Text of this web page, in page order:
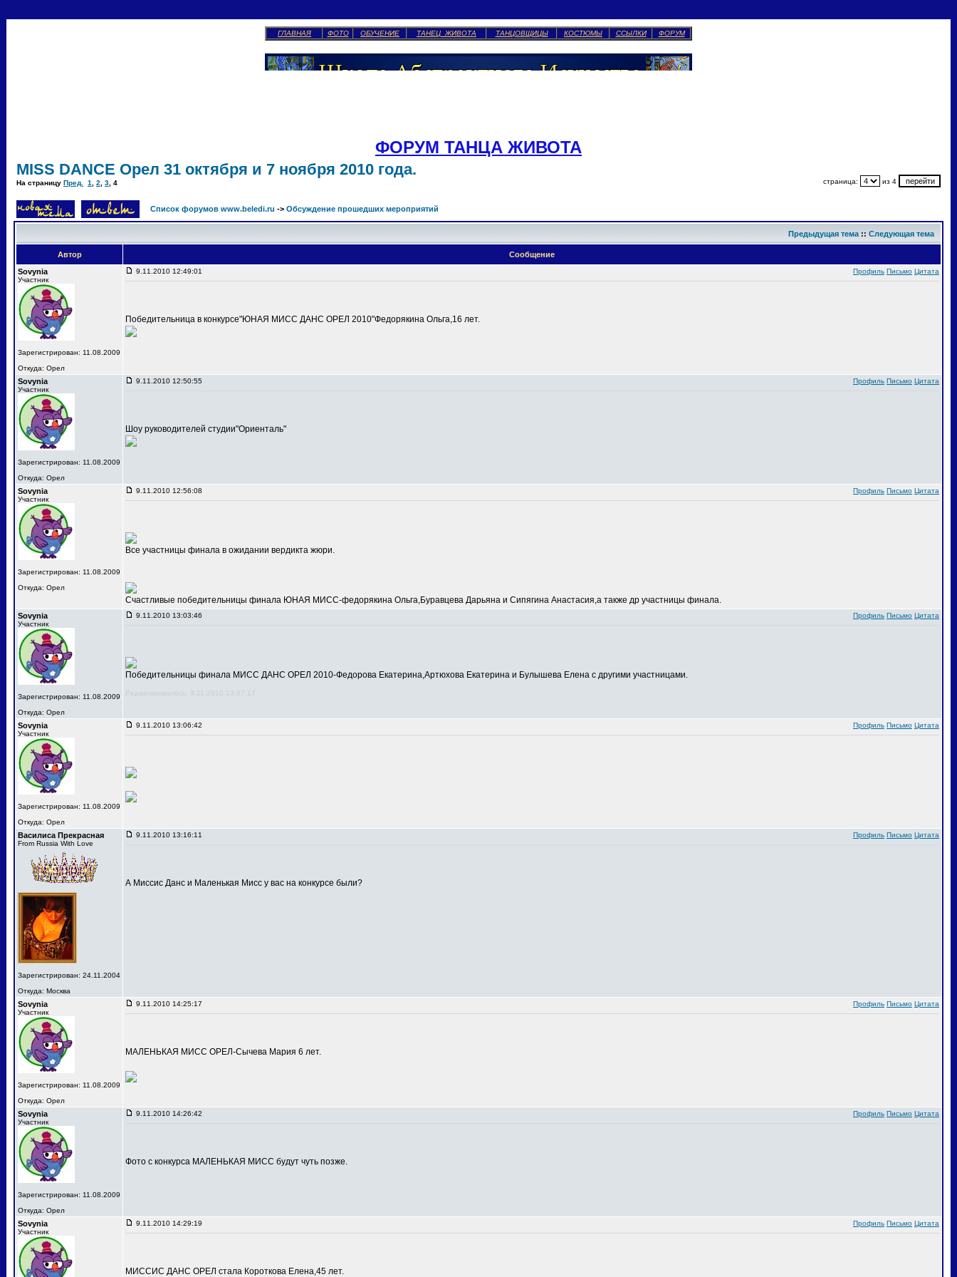
ГЛАВНАЯ ФОТО ОБУЧЕНИЕ ТАНЕЦ ЖИВОТА ТАНЦОВЩИЦЫ КОСТЮМЫ ССЫЛКИ ФОРУМ
ФОРУМ ТАНЦА ЖИВОТА
MISS DANCE Орел 31 октября и 7 ноября 2010 года.
На страницу Пред. 1 2 3 4 страница: из 4
Список форумов www.beledi.ru -> Обсуждение прошедших мероприятий
Предыдущая тема :: Следующая тема
Автор
Сообщение
Sovynia
Участник
Зарегистрирован: 11.08.2009
Откуда: Орел
9.11.2010 12:49:01 Профиль Письмо Цитата
Победительница в конкурсе"ЮНАЯ МИСС ДАНС ОРЕЛ 2010"Федорякина Ольга,16 лет.
Sovynia
Участник
Зарегистрирован: 11.08.2009
Откуда: Орел
9.11.2010 12:50:55 Профиль Письмо Цитата
Шоу руководителей студии"Ориенталь"
Sovynia
Участник
Зарегистрирован: 11.08.2009
Откуда: Орел
9.11.2010 12:56:08 Профиль Письмо Цитата
Все участницы финала в ожидании вердикта жюри.
Счастливые победительницы финала ЮНАЯ МИСС-федорякина Ольга,Буравцева Дарьяна и Сипягина Анастасия,а также др участницы финала.
Sovynia
Участник
Зарегистрирован: 11.08.2009
Откуда: Орел
9.11.2010 13:03:46 Профиль Письмо Цитата
Победительницы финала МИСС ДАНС ОРЕЛ 2010-Федорова Екатерина,Артюхова Екатерина и Булышева Елена с другими участницами.
Редактировалось: 9.11.2010 13:07:17
Sovynia
Участник
Зарегистрирован: 11.08.2009
Откуда: Орел
9.11.2010 13:06:42 Профиль Письмо Цитата
Василиса Прекрасная
From Russia With Love
Зарегистрирован: 24.11.2004
Откуда: Москва
9.11.2010 13:16:11 Профиль Письмо Цитата
А Миссис Данс и Маленькая Мисс у вас на конкурсе были?
Sovynia
Участник
Зарегистрирован: 11.08.2009
Откуда: Орел
9.11.2010 14:25:17 Профиль Письмо Цитата
МАЛЕНЬКАЯ МИСС ОРЕЛ-Сычева Мария 6 лет.
Sovynia
Участник
Зарегистрирован: 11.08.2009
Откуда: Орел
9.11.2010 14:26:42 Профиль Письмо Цитата
Фото с конкурса МАЛЕНЬКАЯ МИСС будут чуть позже.
Sovynia
Участник
9.11.2010 14:29:19 Профиль Письмо Цитата
МИССИС ДАНС ОРЕЛ стала Короткова Елена,45 лет.